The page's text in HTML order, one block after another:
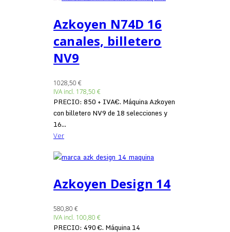
Azkoyen N74D 16
canales, billetero
NV9
1028,50 €
IVA incl. 178,50 €
PRECIO: 850 + IVA€. Máquina Azkoyen
con billetero NV9 de 18 selecciones y
16...
Ver
Azkoyen Design 14
580,80 €
IVA incl. 100,80 €
PRECIO: 490 €. Máquina 14